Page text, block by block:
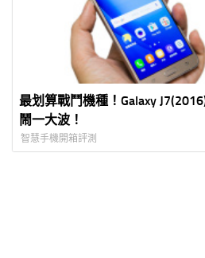
最划算戰鬥機種！Galaxy
鬧一大波！
智慧手機開箱評測